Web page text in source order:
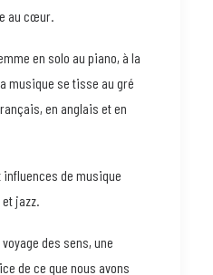
au cœur.
en solo au piano, à la
musique se tisse au gré
en anglais et en
de musique
jazz.
voyage des sens, une
de ce que nous avons